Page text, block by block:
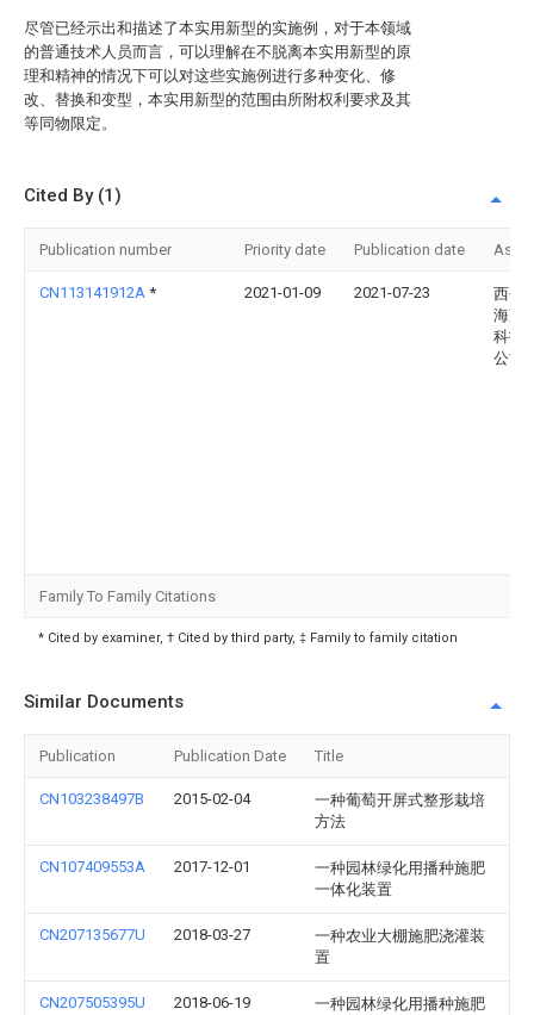
尽管已经示出和描述了本实用新型的实施例，对于本领域
的普通技术人员而言，可以理解在不脱离本实用新型的原
理和精神的情况下可以对这些实施例进行多种变化、修
改、替换和变型，本实用新型的范围由所附权利要求及其
等同物限定。
Cited By (1)
Publication number Priority date Publication date
CN113141912A * 2021-01-09 2021-07-23
西平
海蓝
科技
公司
Family To Family Citations
* Cited by examiner, † Cited by third party, ‡ Family to family citation
Similar Documents
Publication Publication Date Title
CN103238497B 2015-02-04
一种葡萄开屏式整形栽培
方法
CN107409553A 2017-12-01
一种园林绿化用播种施肥
一体化装置
CN207135677U 2018-03-27
一种农业大棚施肥浇灌装
置
CN207505395U 2018-06-19
一种园林绿化用播种施肥